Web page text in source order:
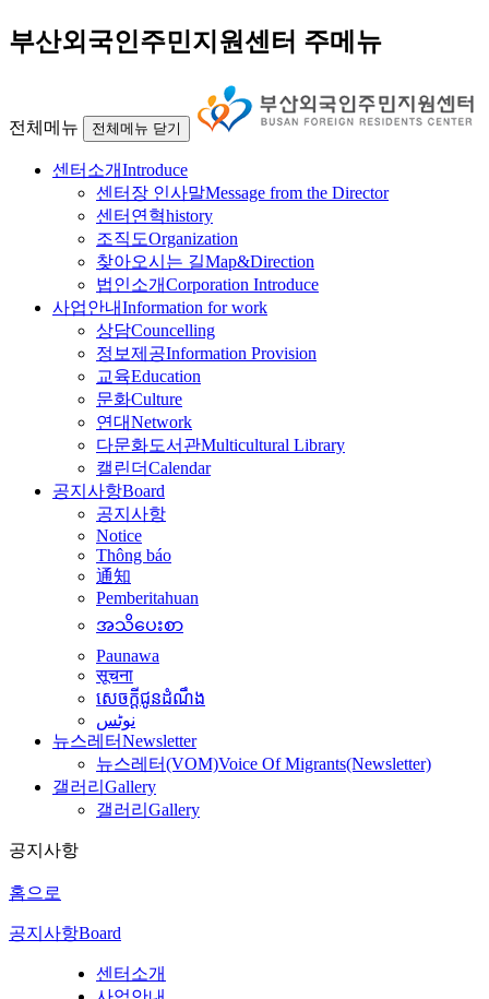
부산외국인주민지원센터 주메뉴
전체메뉴 전체메뉴 닫기
센터소개Introduce
센터장 인사말Message from the Director
센터연혁history
조직도Organization
찾아오시는 길Map&Direction
법인소개Corporation Introduce
사업안내Information for work
상담Councelling
정보제공Information Provision
교육Education
문화Culture
연대Network
다문화도서관Multicultural Library
캘린더Calendar
공지사항Board
공지사항
Notice
Thông báo
通知
Pemberitahuan
အသိပေးစာ
Paunawa
सूचना
សេចក្តីជូនដំណឹង
نوٹس
뉴스레터Newsletter
뉴스레터(VOM)Voice Of Migrants(Newsletter)
갤러리 Gallery
갤러리 Gallery
공지사항
홈으로
공지사항Board
센터소개